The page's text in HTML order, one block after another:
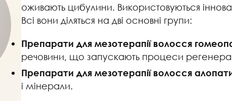
оживають цибулини. Використовуються
Всі вони діляться на дві основні групи:
Препарати для мезотерапії волосся
речовини, що запускають процеси
Препарати для мезотерапії волосся
і мінерали.